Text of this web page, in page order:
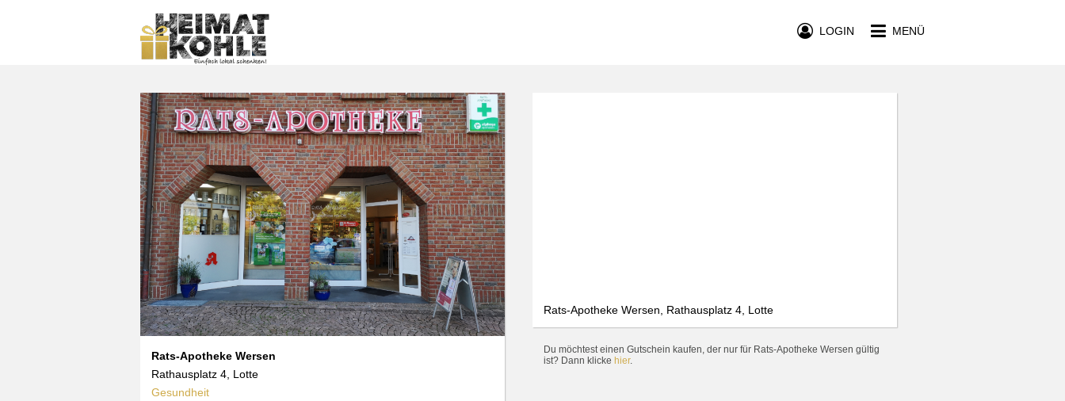
MENÜ
LOGIN
Rats-Apotheke Wersen
Rathausplatz 4, Lotte
Gesundheit
Rats-Apotheke Wersen, Rathausplatz 4, Lotte
Du möchtest einen Gutschein kaufen, der nur für Rats-Apotheke Wersen gültig
ist? Dann klicke hier.
We use cookies and other technologies on our website. Some of these are
essential, while others help us to improve this website and your
experience. Personal data can be processed (e.g. IP addresses), e.g. B. for
personalized ads and content or ad and content measurement. You can
find more information about the use of your data in our
declaration. You can revoke or adjust your selection at any time under
Settings.
Only essential